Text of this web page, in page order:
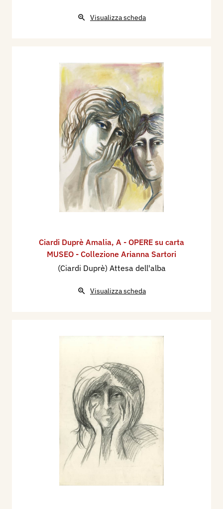
Visualizza scheda
Ciardi Duprè Amalia, A - OPERE su carta
MUSEO - Collezione Arianna Sartori
(Ciardi Duprè) Attesa dell'alba
Visualizza scheda